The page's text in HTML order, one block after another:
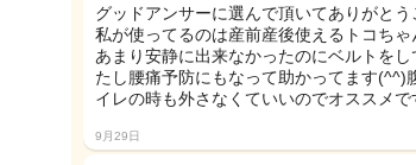
グッドアンサーに選んで頂いてありがと
私が使ってるのは産前産後使えるトコち
あまり安静に出来なかったのにベルトを
たし腰痛予防にもなって助かってます(^^)
イレの時も外さなくていいのでオススメで
9月29日